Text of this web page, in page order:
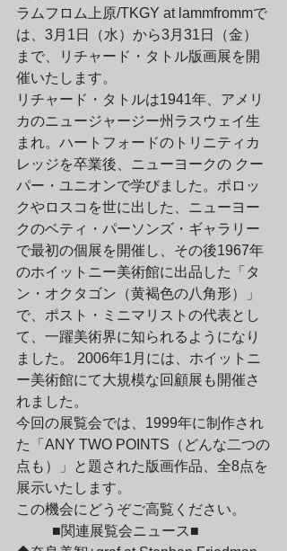
ラムフロム上原/TKGY at lammfrommで
は、3月1日（水）から3月31日（金）
まで、リチャード・タトル版画展を開
催いたします。
リチャード・タトルは1941年、アメリ
カのニュージャージー州ラスウェイ生
まれ。ハートフォードのトリニティカ
レッジを卒業後、ニューヨークの クー
パー・ユニオンで学びました。ポロッ
クやロスコを世に出した、ニューヨー
クのベティ・パーソンズ・ギャラリー
で最初の個展を開催し、その後1967年
のホイットニー美術館に出品した「タ
ン・オクタゴン（黄褐色の八角形）」
で、ポスト・ミニマリストの代表とし
て、一躍美術界に知られるようになり
ました。 2006年1月には、ホイットニ
ー美術館にて大規模な回顧展も開催さ
れました。
今回の展覧会では、1999年に制作され
た「ANY TWO POINTS（どんな二つの
点も）」と題された版画作品、全8点を
展示いたします。
この機会にどうぞご高覧ください。